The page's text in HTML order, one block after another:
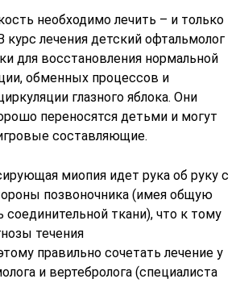
необходимо лечить – и только
курс лечения детский офтальмолог
для восстановления нормальной
обменных процессов и
глазного яблока. Они
переносятся детьми и могут
составляющие.
миопия идет рука об руку с
позвоночника (имея общую
соединительной ткани), что к тому
течения
правильно сочетать лечение у
и вертебролога (специалиста